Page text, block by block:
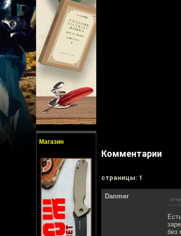
Магазин
Комментарии
cтраницы: 1
Danmer
без